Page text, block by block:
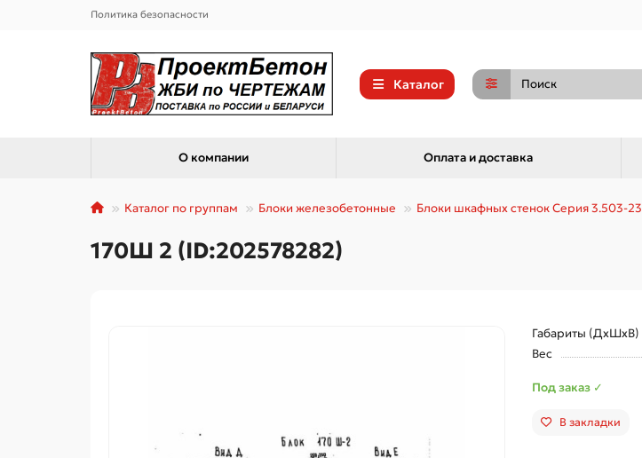
Политика безопасности
Каталог
О компании Оплата и доставка
Каталог по группам Блоки железобетонные Блоки шкафных стенок Серия 3.503-23
170Ш 2 (ID:202578282)
Габариты (ДхШхВ)
Вес
Под заказ ✓
В закладки